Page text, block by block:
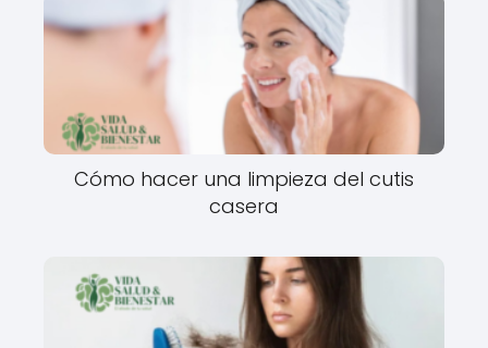
Cómo hacer una limpieza del cutis
casera